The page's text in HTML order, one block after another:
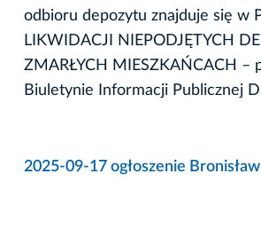
odbioru depozytu znajduje się w
LIKWIDACJI NIEPODJĘTYCH
ZMARŁYCH MIESZKAŃCACH –
Biuletynie Informacji Publicznej
2025-09-17 ogłoszenie